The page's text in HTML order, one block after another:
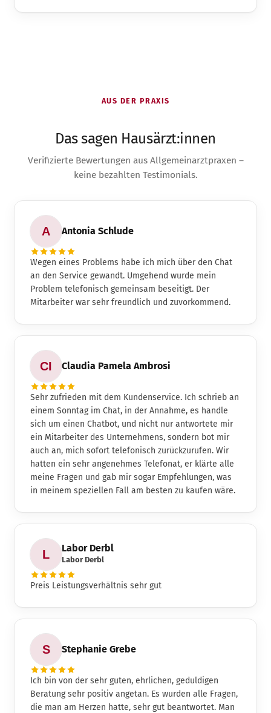
AUS DER PRAXIS
Das sagen Hausärzt:innen
Verifizierte Bewertungen aus Allgemeinarztpraxen –
keine bezahlten Testimonials.
Antonia Schlude
Wegen eines Problems habe ich mich über den Chat
an den Service gewandt. Umgehend wurde mein
Problem telefonisch gemeinsam beseitigt. Der
Mitarbeiter war sehr freundlich und zuvorkommend.
Claudia Pamela Ambrosi
Sehr zufrieden mit dem Kundenservice. Ich schrieb an
einem Sonntag im Chat, in der Annahme, es handle
sich um einen Chatbot, und nicht nur antwortete mir
ein Mitarbeiter des Unternehmens, sondern bot mir
auch an, mich sofort telefonisch zurückzurufen. Wir
hatten ein sehr angenehmes Telefonat, er klärte alle
meine Fragen und gab mir sogar Empfehlungen, was
in meinem speziellen Fall am besten zu kaufen wäre.
Labor Derbl
Labor Derbl
Preis Leistungsverhältnis sehr gut
Stephanie Grebe
Ich bin von der sehr guten, ehrlichen, geduldigen
Beratung sehr positiv angetan. Es wurden alle Fragen,
die man am Herzen hatte, sehr gut beantwortet. Man